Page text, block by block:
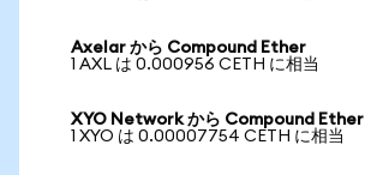
Axelar から Compound Ether
1 AXL は 0.000956 CETH に相当
XYO Network から Compound Ether
1 XYO は 0.00007754 CETH に相当